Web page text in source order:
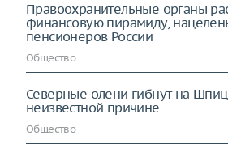
Правоохранительные органы
финансовую пирамиду,
пенсионеров России
Общество
Северные олени гибнут на
неизвестной причине
Общество